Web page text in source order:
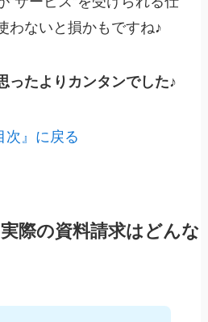
わないと損かもですね♪
ったよりカンタンでした♪
次』に戻る
際の資料請求はどんな